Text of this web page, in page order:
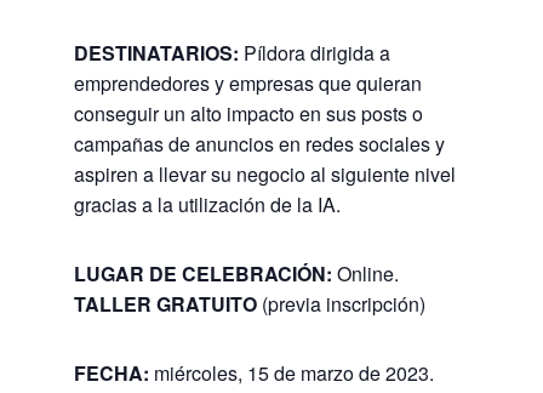
DESTINATARIOS: Píldora dirigida a
emprendedores y empresas que quieran
conseguir un alto impacto en sus posts o
campañas de anuncios en redes sociales y
aspiren a llevar su negocio al siguiente nivel
gracias a la utilización de la IA.
LUGAR DE CELEBRACIÓN: Online.
TALLER GRATUITO(previa inscripción)
FECHA: miércoles, 15 de marzo de 2023.